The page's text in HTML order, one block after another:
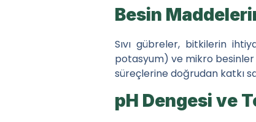
Besin
Sıvı gübreler, bitkilerin
potasyum) ve mikro besinler
süreçlerine doğrudan katkı
pH Dengesi ve